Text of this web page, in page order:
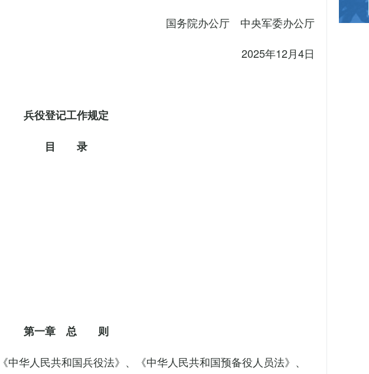
国务院办公厅 中央军委办公厅
2025年12月4日
兵役登记工作规定
目 录
第一章 总 则
华人民共和国兵役法》、《中华人民共和国预备役人员法》、